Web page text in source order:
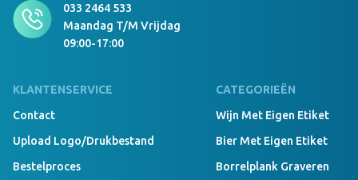
033 2464 533
Maandag T/m Vrijdag
09:00-17:00
KLANTENSERVICE
Contact
Upload Logo/drukbestand
Bestelproces
CATEGORIEËN
Wijn Met Eigen Etiket
Bier Met Eigen Etiket
Borrelplank Graveren